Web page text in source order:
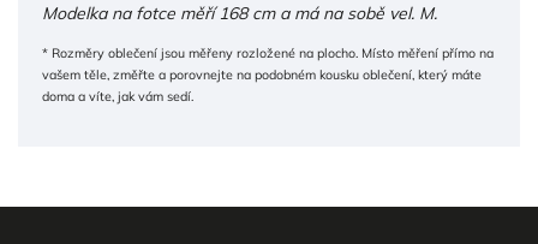
Modelka na fotce měří 168 cm a má na sobě vel. M.
* Rozměry oblečení jsou měřeny rozložené na plocho. Místo měření přímo na
vašem těle, změřte a porovnejte na podobném kousku oblečení, který máte
doma a víte, jak vám sedí.